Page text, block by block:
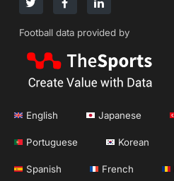
Football data provided by
English Japanese
Portuguese Korean
Spanish French